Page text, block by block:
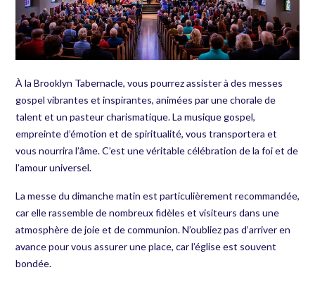
À la Brooklyn Tabernacle, vous pourrez assister à des messes
gospel vibrantes et inspirantes, animées par une chorale de
talent et un pasteur charismatique. La musique gospel,
empreinte d’émotion et de spiritualité, vous transportera et
vous nourrira l’âme. C’est une véritable célébration de la foi et de
l’amour universel.
La messe du dimanche matin est particulièrement recommandée,
car elle rassemble de nombreux fidèles et visiteurs dans une
atmosphère de joie et de communion. N’oubliez pas d’arriver en
avance pour vous assurer une place, car l’église est souvent
bondée.